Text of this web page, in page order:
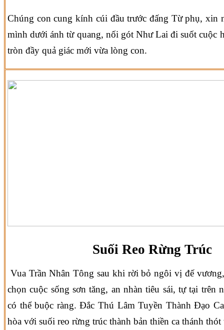
Chúng con cung kính cúi đầu trước đấng Từ phụ, xin
mình dưới ánh từ quang, nối gót Như Lai đi suốt cuộc
tròn đầy quả giác mới vừa lòng con.
Suối Reo Rừng Trúc
Vua Trần Nhân Tông sau khi rời bỏ ngôi vị đế
chọn cuộc sống sơn tăng, an nhàn tiêu sái, tự tại trên
có thể buộc ràng. Đắc Thú Lâm Tuyền Thành Đạo
hòa với suối reo rừng trúc thành bản thiền ca thánh